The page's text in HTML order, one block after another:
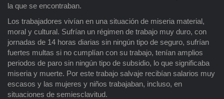
la que se encontraban.
Los trabajadores vivían en una situación de miseria material,
moral y cultural. Sufrían un régimen de trabajo muy duro, con
jornadas de 14 horas diarias sin ningún tipo de seguro, sufrían
fuertes multas si no cumplían con su trabajo, tenían amplios
periodos de paro sin ningún tipo de subsidio, lo que significaba
miseria y muerte. Por este trabajo salvaje recibían salarios muy
escasos y las mujeres y niños trabajaban, incluso, en
situaciones de semiesclavitud.